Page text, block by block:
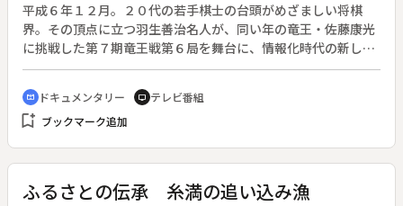
平成６年１２月。２０代の若手棋士の台頭がめざましい将棋
界。その頂点に立つ羽生善治名人が、同い年の竜王・佐藤康光
に挑戦した第７期竜王戦第６局を舞台に、情報化時代の新しい
将棋、両者の息詰まる対戦の様子を描く。
cinematic_blur ドキュメンタリー tv テレビ番組
bookmark_add ブックマーク追加
ふるさとの伝承 糸満の追い込み漁